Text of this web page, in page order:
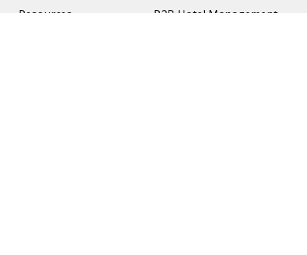
Resources
B2B Hotel Management